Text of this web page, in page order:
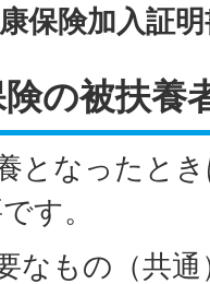
保険加入証
の被扶養
となったと
す。
なもの（共